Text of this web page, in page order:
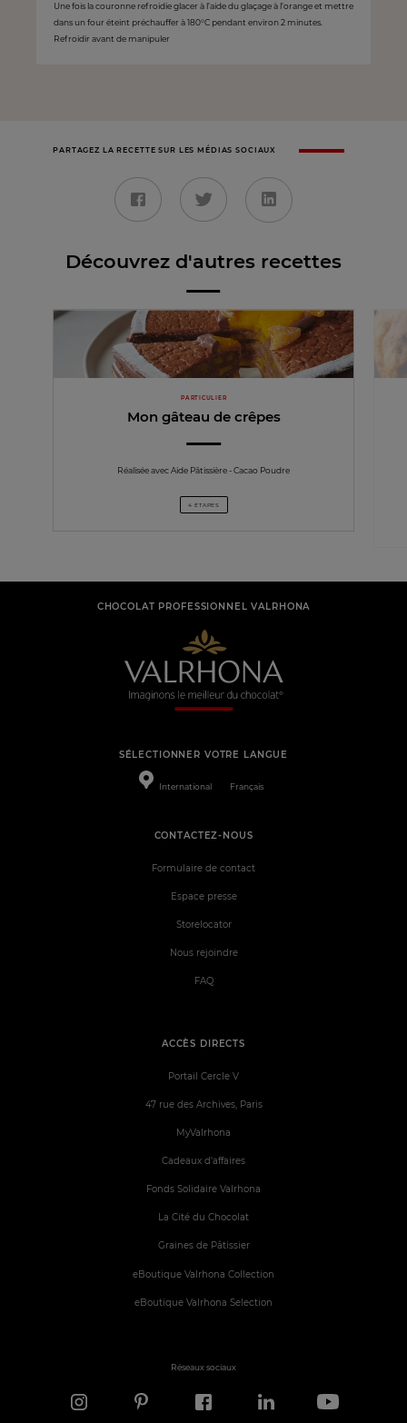
Une fois la couronne refroidie glacer à l’aide du glaçage à l’orange et mettre
dans un four éteint préchauffer à 180°C pendant environ 2 minutes.
Refroidir avant de manipuler
PARTAGEZ LA RECETTE SUR LES MÉDIAS SOCIAUX
Découvrez d'autres recettes
PARTICULIER
Mon gâteau de crêpes
Réalisée avec Aide Pâtissière - Cacao Poudre
4 ÉTAPES
CHOCOLAT PROFESSIONNEL VALRHONA
SÉLECTIONNER VOTRE LANGUE
International Français
ACCÈS DIRECTS
Portail Cercle V
47 rue des Archives, Paris
MyValrhona
Cadeaux d'affaires
Fonds Solidaire Valrhona
La Cité du Chocolat
Graines de Pâtissier
eBoutique Valrhona Collection
eBoutique Valrhona Selection
CONTACTEZ-NOUS
Formulaire de contact
Espace presse
Storelocator
Nous rejoindre
FAQ
Réseaux sociaux